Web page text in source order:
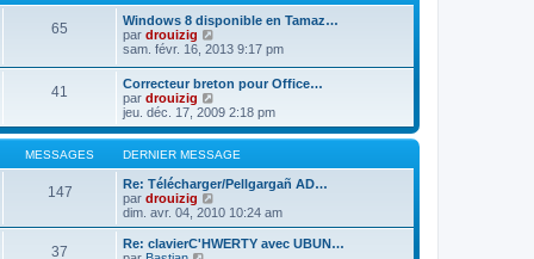
65
Windows 8 disponible en Tamaz…
par drouizig
o
u
l
t
e
r
l
d
e
r
n
i
sam. févr. 16, 2013 9:17 pm
41
Correcteur breton pour Office…
par drouizig
o
n
s
u
l
t
r
l
e
jeu. déc. 17, 2009 2:18 pm
MESSAGES DERNIER MESSAGE
147
Re: Télécharger/Pellgargañ AD…
par drouizig
o
n
s
dim. avr. 04, 2010 10:24 am
37
Re: clavierC'HWERTY avec UBUN…